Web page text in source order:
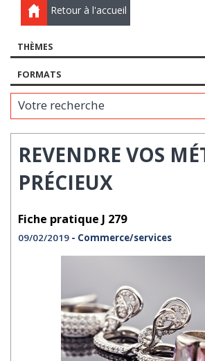
Retour à l'accueil
THÈMES
FORMATS
Votre recherche
REVENDRE VOS
PRÉCIEUX
Fiche pratique J 279
09/02/2019 - Commerce/services